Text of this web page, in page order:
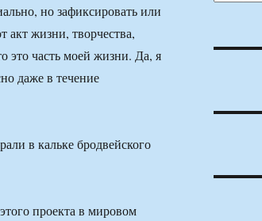
но зафиксировать или
акт жизни, творчества,
это часть моей жизни. Да, я
даже в течение
в кальке бродвейского
проекта в мировом